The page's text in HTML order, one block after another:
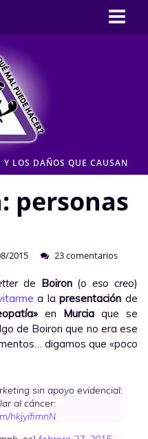
LOS DAÑOS QUE CAUSAN
personas
2015 23 comentarios
de Boiron(o eso creo)
a lapresentación de
en Murcia que se
de Boiron que no era ese
digamos que «poco
sin apoyo evidencial:
al cáncer:
hkjyifimnN